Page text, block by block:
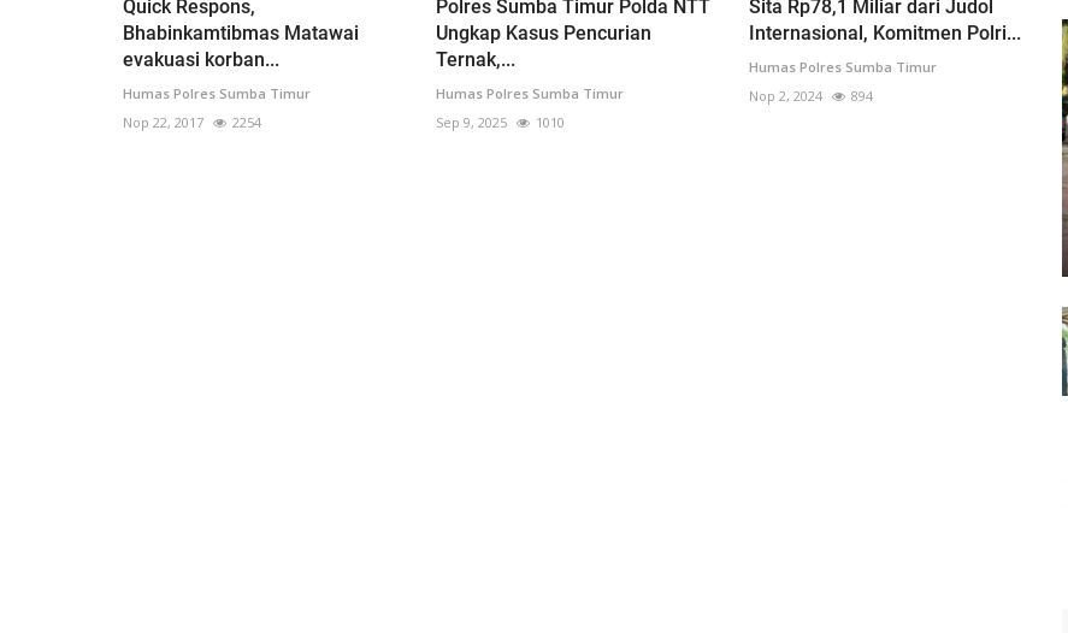
Quick Respons,
Bhabinkamtibmas Matawai
evakuasi korban...
Humas Polres Sumba Timur
Nop 22, 2017
2254
Polres Sumba Timur Polda NTT
Ungkap Kasus Pencurian
Ternak,...
Humas Polres Sumba Timur
Sep 9, 2025
1010
Sita Rp78,1 Miliar dari Judol
Internasional, Komitmen Polri...
Humas Polres Sumba Timur
Nop 2, 2024
894